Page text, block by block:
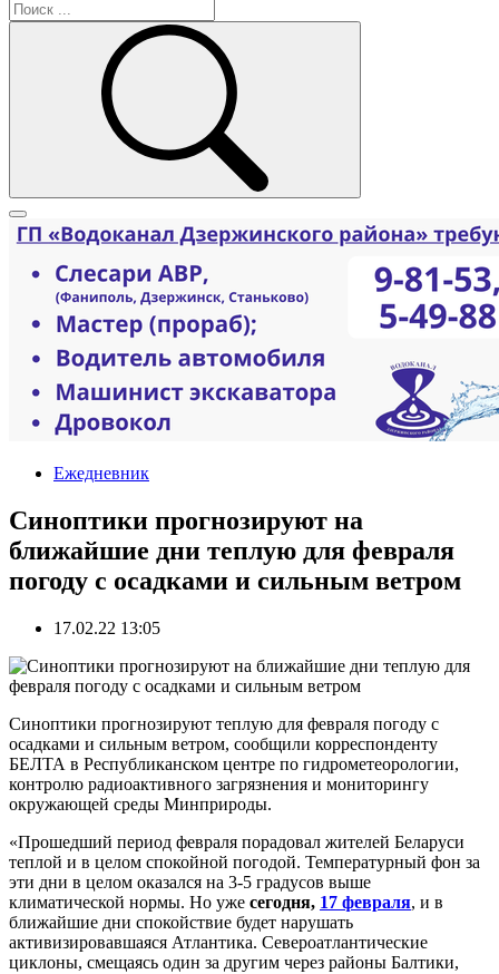
Ежедневник
Синоптики прогнозируют на
ближайшие дни теплую для февраля
погоду с осадками и сильным ветром
17.02.22 13:05
Синоптики прогнозируют теплую для февраля погоду с
осадками и сильным ветром, сообщили корреспонденту
БЕЛТА в Республиканском центре по гидрометеорологии,
контролю радиоактивного загрязнения и мониторингу
окружающей среды Минприроды.
«Прошедший период февраля порадовал жителей Беларуси
теплой и в целом спокойной погодой. Температурный фон за
эти дни в целом оказался на 3-5 градусов выше
климатической нормы. Но уже сегодня, 17 февраля, и в
ближайшие дни спокойствие будет нарушать
активизировавшаяся Атлантика. Североатлантические
циклоны, смещаясь один за другим через районы Балтики,